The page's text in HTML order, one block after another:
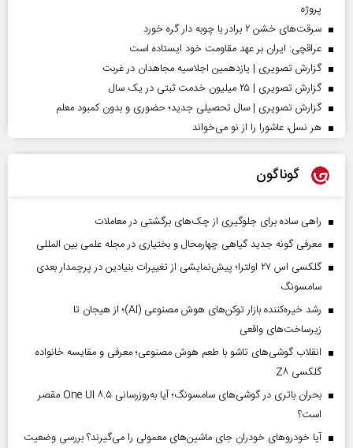
پروژه
سرقت‌های خشن ۲ برادر با چوبه دار گره خورد
عراقچی: ایران بر عهد مقاومت خود ایستاده است
گزارش تصویری | یازدهمین اجلاسیه مجاهدان در غربت
گزارش تصویری | ۲۵ میلیون خدمت ثبتی در یک سال
گزارش تصویری | سال تحصیلی جدید؛ حضوری و بدون کمبود معلم
هر نسل، عاشورا را از نو می‌خواند
گوناگون
راهی ساده برای جلوگیری از چک‌های برگشتی در معاملات
معرفی گونه جدید گیاهی چهارمحال و بختیاری در مجله علمی بین المللی
گلکسی اس ۲۷ اولترا؛ پیش‌نمایشی از تغییرات بنیادین در پرچمدار بعدی
سامسونگ
رشد خیره‌کننده بازار توکن‌های هوش مصنوعی (AI)؛ از هیجان تا
زیرساخت‌های واقعی
انقلاب گوشی‌های تاشو‌ با طعم هوش مصنوعی؛ معرفی و مقایسه خانواده
گلکسی Z۸
بحران باتری در گوشی‌های سامسونگ؛ آیا به‌روزرسانی One UI ۸.۵ مقصر
است؟
آیا خودروهای خودران جای ماشین‌های معمولی را می‌گیرند؟ بررسی وضعیت